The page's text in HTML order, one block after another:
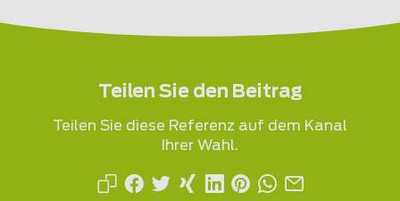
Teilen Sie den Beitrag
Teilen Sie diese Referenz auf dem Kanal
Ihrer Wahl.